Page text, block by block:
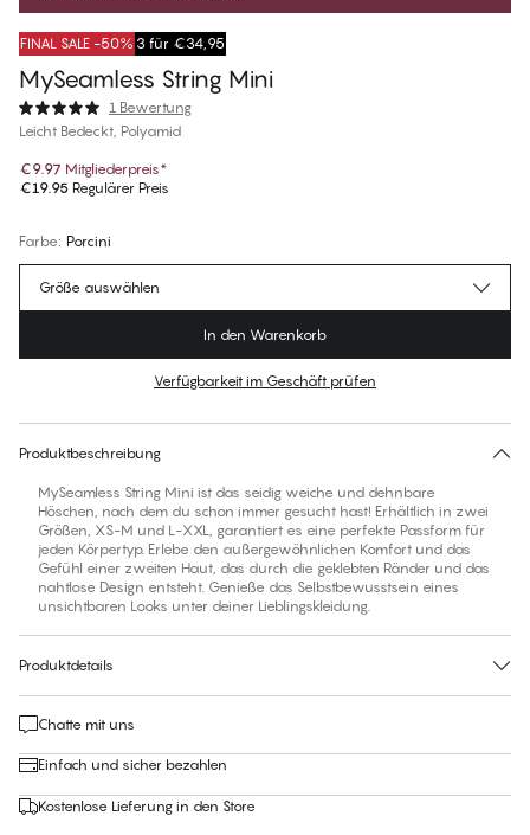
FINAL SALE -50% 3 für €34,95
MySeamless String Mini
1 Bewertung
Leicht Bedeckt, Polyamid
€9.97 Mitgliederpreis*
€19.95 Regulärer Preis
Farbe: Porcini
Für diesen Artikel gibt es keine empfohlene Größe
Größe auswählen
In den Warenkorb
Verfügbarkeit im Geschäft prüfen
Produktbeschreibung
MySeamless String Mini ist das seidig weiche und dehnbare
Höschen, nach dem du schon immer gesucht hast! Erhältlich in zwei
Größen, XS-M und L-XXL, garantiert es eine perfekte Passform für
jeden Körpertyp. Erlebe den außergewöhnlichen Komfort und das
Gefühl einer zweiten Haut, das durch die geklebten Ränder und das
nahtlose Design entsteht. Genieße das Selbstbewusstsein eines
unsichtbaren Looks unter deiner Lieblingskleidung.
Produktdetails
Chatte mit uns
Einfach und sicher bezahlen
Kostenlose Lieferung in den Store